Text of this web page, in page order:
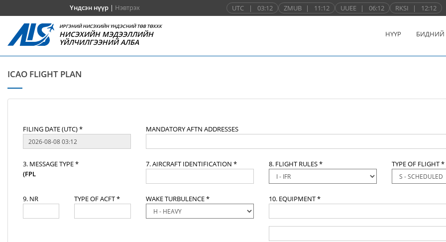
Үндсэн нүүр| Нэвтрэх UTC | 03:12 ZMUB | 11:12 UUEE | 06:12 RKSI | 12:12
ИРГЭНИЙ НИСЭХИЙН ҮНДЭСНИЙ ТӨВ ТӨХХК
НИСЭХИЙН МЭДЭЭЛЛИЙН
ҮЙЛЧИЛГЭЭНИЙ АЛБА
НҮҮР БИДНИЙ
ICAO FLIGHT PLAN
FILING DATE (UTC) * MANDATORY AFTN ADDRESSES
3. MESSAGE TYPE *
(FPL
7. AIRCRAFT IDENTIFICATION * 8. FLIGHT RULES * TYPE OF FLIGHT *
9. NR TYPE OF ACFT * WAKE TURBULENCE * 10. EQUIPMENT *